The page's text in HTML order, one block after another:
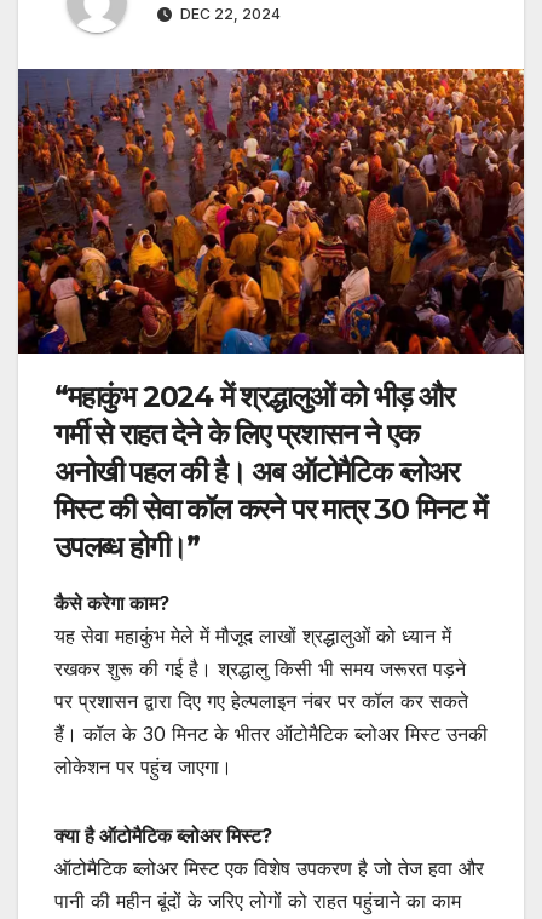
DEC 22, 2024
“महाकुंभ 2024 में श्रद्धालुओं को भीड़ और
गर्मी से राहत देने के लिए प्रशासन ने एक
अनोखी पहल की है। अब ऑटोमैटिक ब्लोअर
मिस्ट की सेवा कॉल करने पर मात्र 30 मिनट में
उपलब्ध होगी।”
कैसे करेगा काम?
यह सेवा महाकुंभ मेले में मौजूद लाखों श्रद्धालुओं को ध्यान में
रखकर शुरू की गई है। श्रद्धालु किसी भी समय जरूरत पड़ने
पर प्रशासन द्वारा दिए गए हेल्पलाइन नंबर पर कॉल कर सकते
हैं। कॉल के 30 मिनट के भीतर ऑटोमैटिक ब्लोअर मिस्ट उनकी
लोकेशन पर पहुंच जाएगा।
क्या है ऑटोमैटिक ब्लोअर मिस्ट?
ऑटोमैटिक ब्लोअर मिस्ट एक विशेष उपकरण है जो तेज हवा और
पानी की महीन बूंदों के जरिए लोगों को राहत पहुंचाने का काम